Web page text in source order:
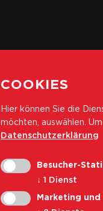
E-Mail-
COOKIES
Hier können Sie die
möchten, auswählen.
Datenschutzerklärung
Besucher-
↓ 1 Dienst
Marketing